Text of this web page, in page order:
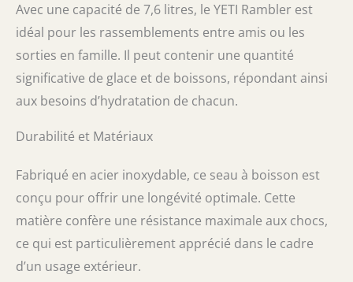
Avec une capacité de 7,6 litres, le YETI Rambler est
idéal pour les rassemblements entre amis ou les
sorties en famille. Il peut contenir une quantité
significative de glace et de boissons, répondant ainsi
aux besoins d’hydratation de chacun.
Durabilité et Matériaux
Fabriqué en acier inoxydable, ce seau à boisson est
conçu pour offrir une longévité optimale. Cette
matière confère une résistance maximale aux chocs,
ce qui est particulièrement apprécié dans le cadre
d’un usage extérieur.